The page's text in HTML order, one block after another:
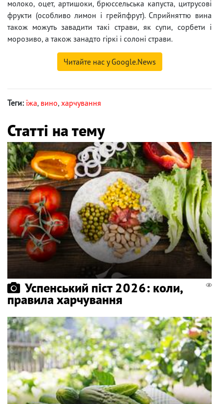
молоко, оцет, артишоки, брюссельська капуста, цитрусові
фрукти (особливо лимон і грейпфрут). Сприйняттю вина
також можуть завадити такі страви, як супи, сорбети і
морозиво, а також занадто гіркі і солоні страви.
Читайте нас у Google.News
Теги: їжа, вино, харчування
Статті на тему
Успенський піст 2026: коли,
правила харчування